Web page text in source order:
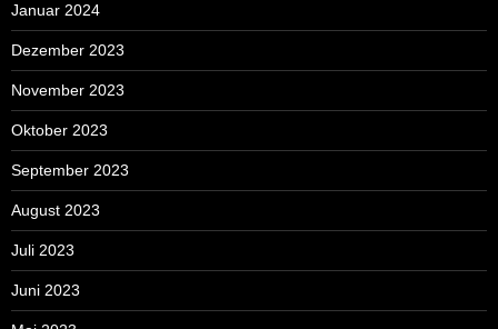
Januar 2024
Dezember 2023
November 2023
Oktober 2023
September 2023
August 2023
Juli 2023
Juni 2023